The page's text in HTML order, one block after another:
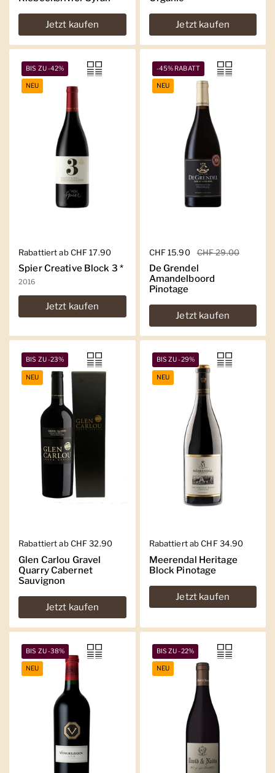
Jetzt kaufen Jetzt kaufen
Regulärer Preis
Rabattiert ab CHF 17.90
Spier Creative Block 3 *
2016
Jetzt kaufen
BIS ZU -42%
NEU
Regulärer Preis
CHF 15.90 Sale-Preis
CHF 29.00
De Grendel
Amandelboord
Pinotage
Jetzt kaufen
-45% RABATT
NEU
Regulärer Preis
Rabattiert ab CHF 32.90
Glen Carlou Gravel
Quarry Cabernet
Sauvignon
Jetzt kaufen
BIS ZU -23%
NEU
Regulärer Preis
Rabattiert ab CHF 34.90
Meerendal Heritage
Block Pinotage
Jetzt kaufen
BIS ZU -29%
NEU
BIS ZU -38%
NEU
BIS ZU -22%
NEU